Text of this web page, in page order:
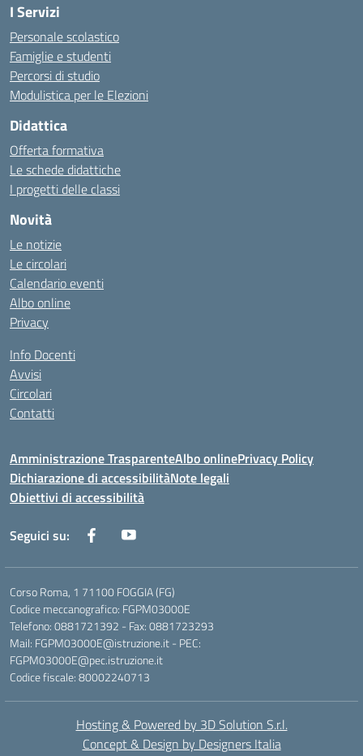
I Servizi
Personale scolastico
Famiglie e studenti
Percorsi di studio
Modulistica per le Elezioni
Didattica
Offerta formativa
Le schede didattiche
I progetti delle classi
Novità
Le notizie
Le circolari
Calendario eventi
Albo online
Privacy
Info Docenti
Avvisi
Circolari
Contatti
Amministrazione TrasparenteAlbo onlinePrivacy Policy
Dichiarazione di accessibilitàNote legali
Obiettivi di accessibilità
Seguici su:
Corso Roma, 1 71100 FOGGIA (FG)
Codice meccanografico: FGPM03000E
Telefono: 0881721392 - Fax: 0881723293
Mail: FGPM03000E@istruzione.it - PEC:
FGPM03000E@pec.istruzione.it
Codice fiscale: 80002240713
Hosting & Powered by 3D Solution S.r.l.
Concept & Design by Designers Italia